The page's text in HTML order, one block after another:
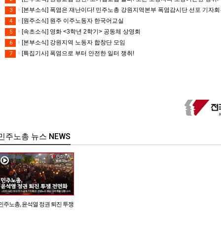
3 [본부소식] 폭염은 재난이다! 민주노총 강원지역본부 폭염감시단 선포 기자
4 [원주소식] 원주 이주노동자 한국어교실
5 [속초소식] 영화 <3학년 2학기> 공동체 상영회
6 [본부소식] 강원지역 노동자 합창단 모임
7 [특집기사] 폭염으로 부터 안전한 일터 쟁취!
주노총 뉴스 NEWS
주노총, 윤석열 정권 퇴진 투쟁